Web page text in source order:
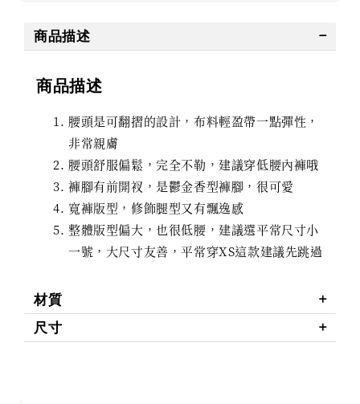
商品描述
商品描述
腰頭是可翻摺的設計，布料輕盈帶一點彈性，
非常親膚
腰頭舒服偏鬆，完全不勒，建議穿低腰內褲哦
褲腳有前開衩，是鬱金香型褲腳，很可愛
寬褲版型，修飾腿型又有飄逸感
整體版型偏大，也很低腰，建議選平常尺寸小
一號，大尺寸友善，平常穿XS這款建議先跳過
材質
尺寸